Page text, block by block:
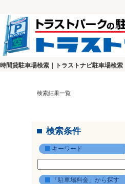
時間貸駐車場検索｜トラストナビ駐車場検索
検索結果一覧
検索条件
キーワード
「駐車場料金」から探す